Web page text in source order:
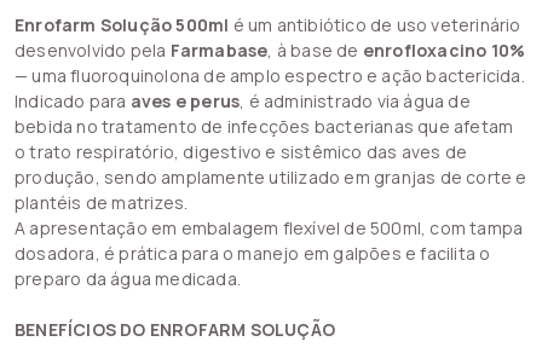
Enrofarm Solução 500ml é um antibiótico de uso veterinário
desenvolvido pela Farmabase, à base de enrofloxacino 10%
— uma fluoroquinolona de amplo espectro e ação bactericida.
Indicado para aves e perus, é administrado via água de
bebida no tratamento de infecções bacterianas que afetam
o trato respiratório, digestivo e sistêmico das aves de
produção, sendo amplamente utilizado em granjas de corte e
plantéis de matrizes.
A apresentação em embalagem flexível de 500ml, com tampa
dosadora, é prática para o manejo em galpões e facilita o
preparo da água medicada.
BENEFÍCIOS DO ENROFARM SOLUÇÃO